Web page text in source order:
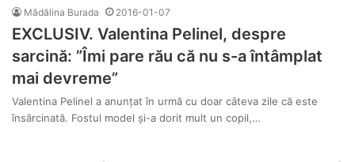
Mădălina Burada 2016-01-07
EXCLUSIV. Valentina Pelinel, despre
sarcină: ”Îmi pare rău că nu s-a întâmplat
mai devreme”
Valentina Pelinel a anunțat în urmă cu doar câteva zile că este
însărcinată. Fostul model și-a dorit mult un copil,…